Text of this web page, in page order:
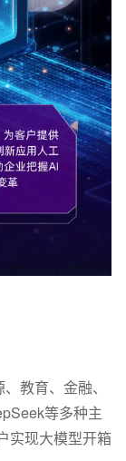
教育、金融、
等多种主
实现大模型开箱